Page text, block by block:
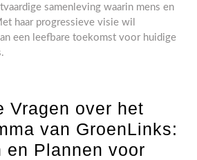
samenleving waarin mens en
haar progressieve visie wil
een leefbare toekomst voor huidige
Vragen over het
van GroenLinks:
en Plannen voor